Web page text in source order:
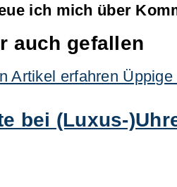
ich mich über
auch gefallen
bei (Luxus-